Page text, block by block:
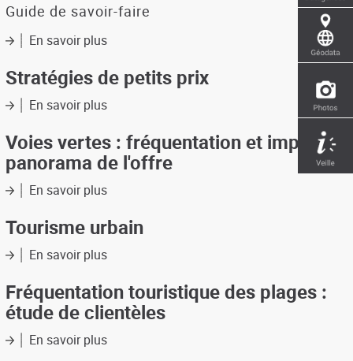
Guide de savoir-faire
En savoir plussur
à
sec
et
à
bateaux
:
pour
développement
projets
Stratégies de petits prix
En savoir plussur
de
petits
prix
Voies vertes : fréquentation et impact -
panorama de l'offre
En savoir plussur
vertes
:
fréquentation
impact
-
panorama
l'offre
Tourisme urbain
En savoir plussur
urbain
Fréquentation touristique des plages :
étude de clientèles
En savoir plussur